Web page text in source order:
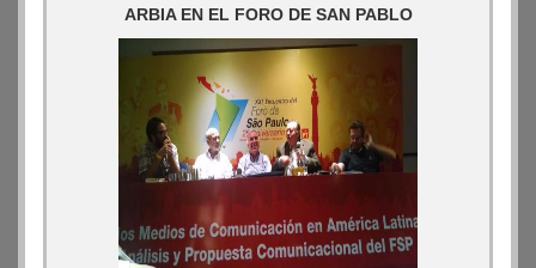
ARBIA EN EL FORO DE SAN PABLO